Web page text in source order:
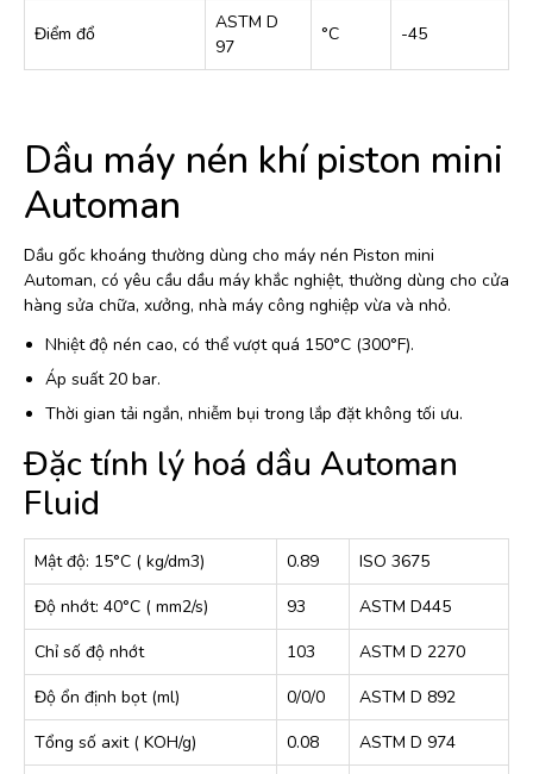
Điểm đổ
ASTM D
97
°C -45
Dầu máy nén khí piston mini
Automan
Dầu gốc khoáng thường dùng cho máy nén Piston mini
Automan, có yêu cầu dầu máy khắc nghiệt, thường dùng cho cửa
hàng sửa chữa, xưởng, nhà máy công nghiệp vừa và nhỏ.
Nhiệt độ nén cao, có thể vượt quá 150°C (300°F).
Áp suất 20 bar.
Thời gian tải ngắn, nhiễm bụi trong lắp đặt không tối ưu.
Đặc tính lý hoá dầu Automan
Fluid
Mật độ: 15°C ( kg/dm3) 0.89
ISO 3675
Độ nhớt: 40°C ( mm2/s)
93
ASTM D445
Chỉ số độ nhớt
103
ASTM D 2270
Độ ổn định bọt (ml)
0/0/0
ASTM D 892
Tổng số axit ( KOH/g)
0.08
ASTM D 974